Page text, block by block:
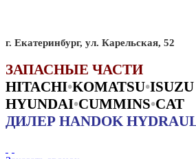
г. Екатеринбург, ул. Карельская, 52
ЗАПАСНЫЕ ЧАСТИ
HITACHI•KOMATSU•ISUZU
HYUNDAI•CUMMINS•CAT
ДИЛЕР HANDOK